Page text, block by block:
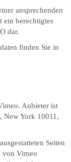
ansprechenden
ein berechtigtes
dar.
finden Sie in
Anbieter ist
New York 10011,
Seiten
von Vimeo